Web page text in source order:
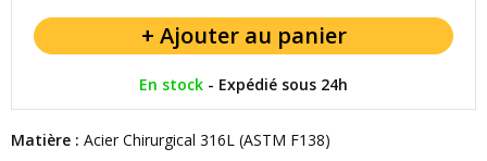
En stock - Expédié sous 24h
Matière : Acier Chirurgical 316L (ASTM F138)